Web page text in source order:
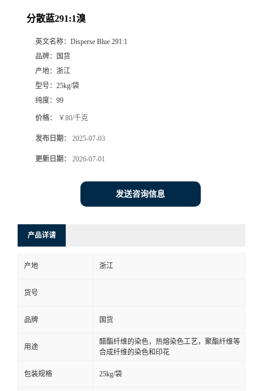
分散蓝291:1溴
英文名称： Disperse Blue 291:1
品牌：
国货
产地： 浙江
型号： 25kg/袋
纯度： 99
价格： ￥80/千克
发布日期： 2025-07-03
更新日期： 2026-07-01
发送咨询信息
产品详请
产地 浙江
货号
品牌 国货
用途
醋酯纤维的染色，热熔染色工艺，聚酯纤维等
合成纤维的染色和印花
包装规格 25kg/袋